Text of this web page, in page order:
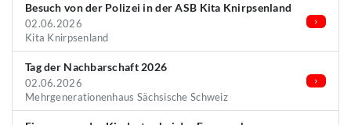
Besuch von der Polizei in der ASB Kita Knirpsenland
02.06.2026
Kita Knirpsenland
Tag der Nachbarschaft 2026
02.06.2026
Mehrgenerationenhaus Sächsische Schweiz